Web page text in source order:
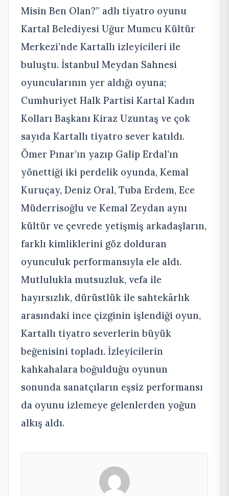
Misin Ben Olan?” adlı tiyatro oyunu
Kartal Belediyesi Uğur Mumcu Kültür
Merkezi’nde Kartallı izleyicileri ile
buluştu. İstanbul Meydan Sahnesi
oyuncularının yer aldığı oyuna;
Cumhuriyet Halk Partisi Kartal Kadın
Kolları Başkanı Kiraz Uzuntaş ve çok
sayıda Kartallı tiyatro sever katıldı.
Ömer Pınar’ın yazıp Galip Erdal’ın
yönettiği iki perdelik oyunda, Kemal
Kuruçay, Deniz Oral, Tuba Erdem, Ece
Müderrisoğlu ve Kemal Zeydan aynı
kültür ve çevrede yetişmiş arkadaşların,
farklı kimliklerini göz dolduran
oyunculuk performansıyla ele aldı.
Mutlulukla mutsuzluk, vefa ile
hayırsızlık, dürüstlük ile sahtekârlık
arasındaki ince çizginin işlendiği oyun,
Kartallı tiyatro severlerin büyük
beğenisini topladı. İzleyicilerin
kahkahalara boğulduğu oyunun
sonunda sanatçıların eşsiz performansı
da oyunu izlemeye gelenlerden yoğun
alkış aldı.